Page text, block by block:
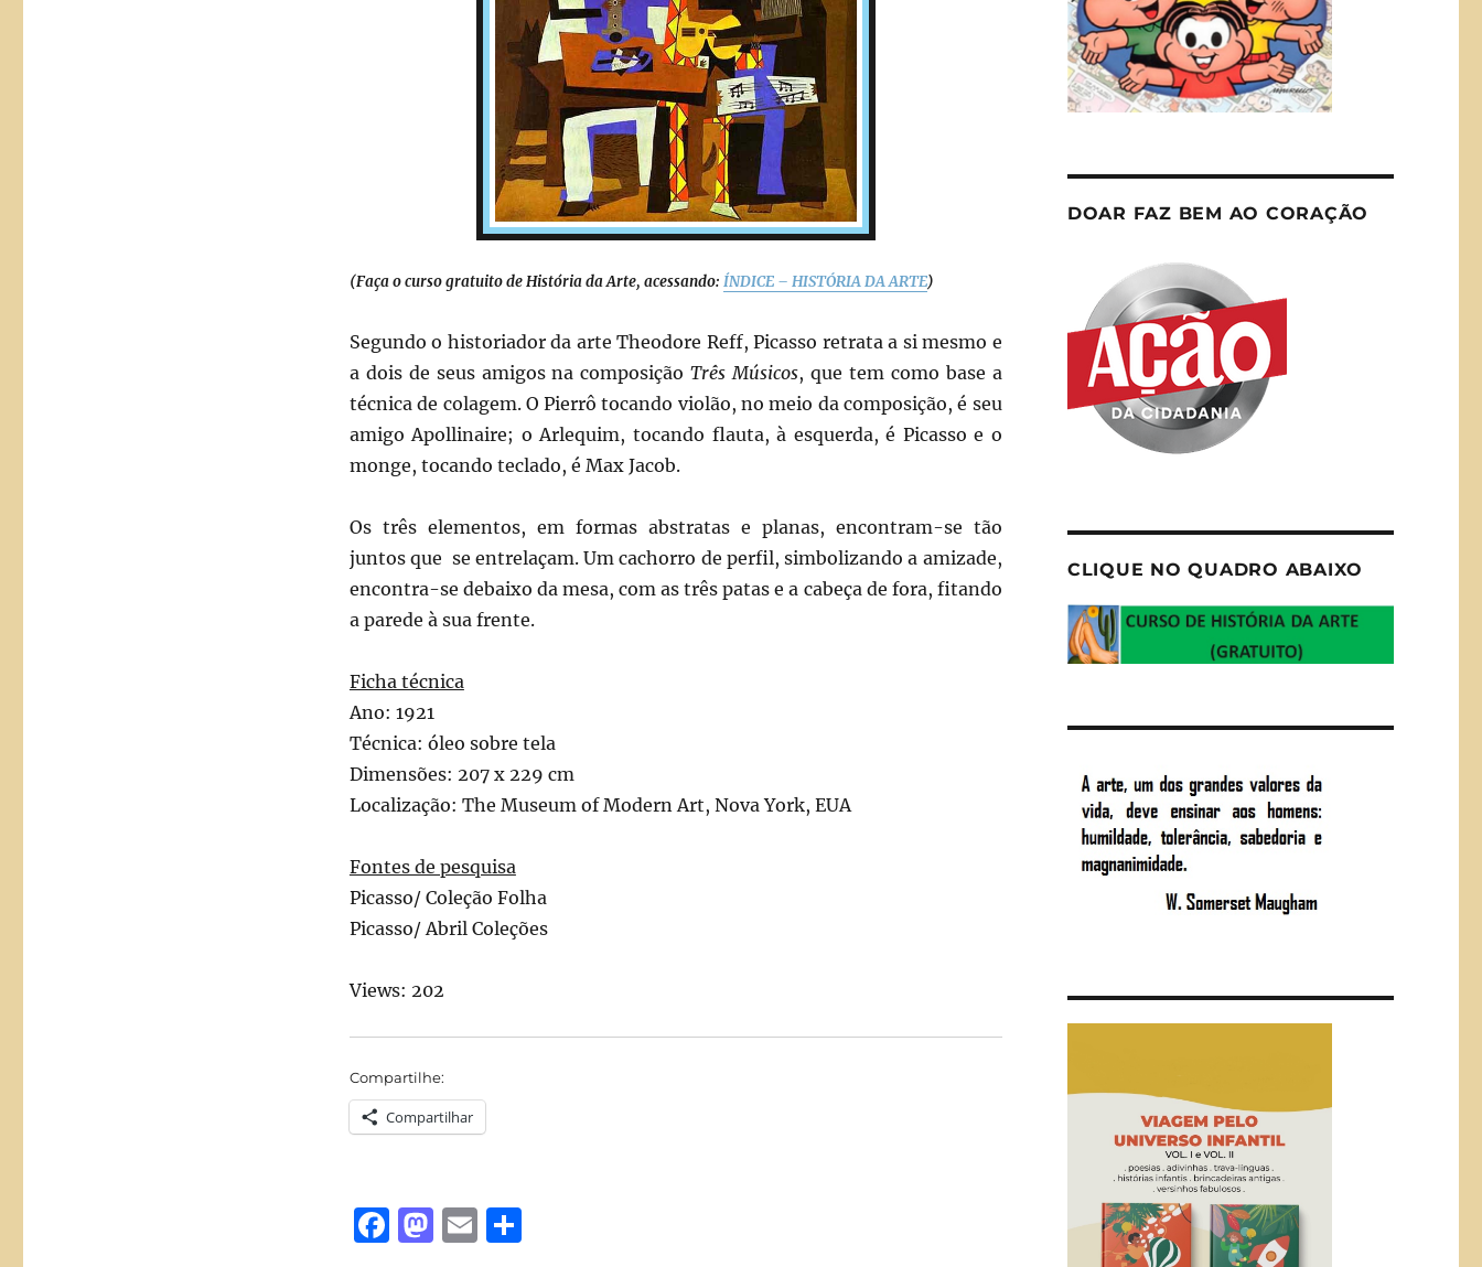
(Faça o curso gratuito de História da Arte, acessando: ÍNDICE – HISTÓRIA DA ARTE)
Segundo o historiador da arte Theodore Reff, Picasso retrata a si mesmo e
a dois de seus amigos na composiçãoTrês Músicos, que tem como base a
técnica de colagem. O Pierrô tocando violão, no meio da composição, é seu
amigo Apollinaire; o Arlequim, tocando flauta, à esquerda, é Picasso e o
monge, tocando teclado, é Max Jacob.
Os três elementos, em formas abstratas e planas, encontram-se tão
juntos que se entrelaçam. Um cachorro de perfil, simbolizando a amizade,
encontra-se debaixo da mesa, com as três patas e a cabeça de fora, fitando
a parede à sua frente.
Ficha técnica
Ano: 1921
Técnica: óleo sobre tela
Dimensões: 207 x 229 cm
Localização: The Museum of Modern Art, Nova York, EUA
Fontes de pesquisa
Picasso/ Coleção Folha
Picasso/ Abril Coleções
Views: 202
Compartilhe:
Compartilhar
F M E S
DOAR FAZ BEM AO CORAÇÃO
CLIQUE NO QUADRO ABAIXO